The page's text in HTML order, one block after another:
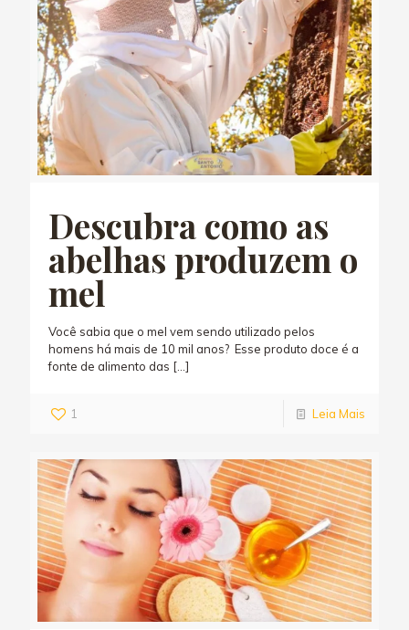
Descubra como as
abelhas produzem o
mel
Você sabia que o mel vem sendo utilizado pelos
homens há mais de 10 mil anos? Esse produto doce é a
fonte de alimento das […]
1 Leia Mais